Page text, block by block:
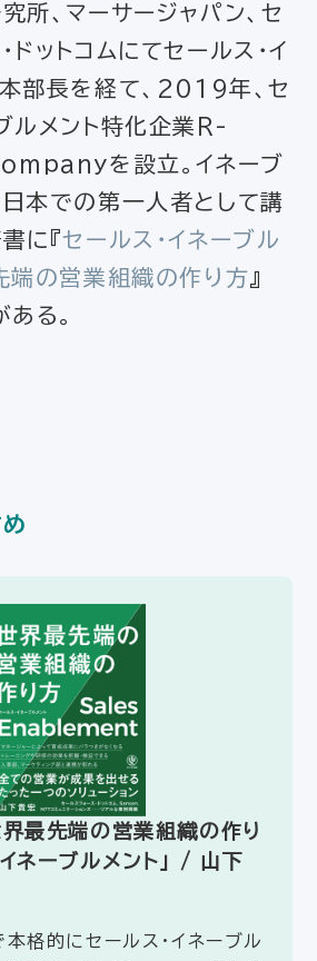
所、マーサージャパン、セ
ドットコムにてセールス・イ
部長を経て、2019年、セ
ルメント特化企業R-
を設立。イネーブ
本での第一人者として講
に『セールス・イネーブル
端の営業組織の作り方 』
ある。
界最先端の営業組織の作り
イネーブルメント」 / 山下
格的にセールス・イネーブル